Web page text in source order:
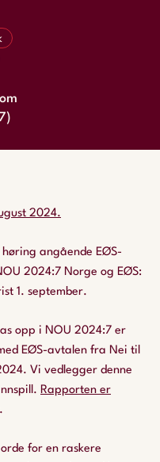
2024.
angående EØS-
2024:7 Norge og EØS:
1. september.
opp i NOU 2024:7 er
EØS-avtalen fra Nei til
Vi vedlegger denne
Rapporten er
.
for en raskere